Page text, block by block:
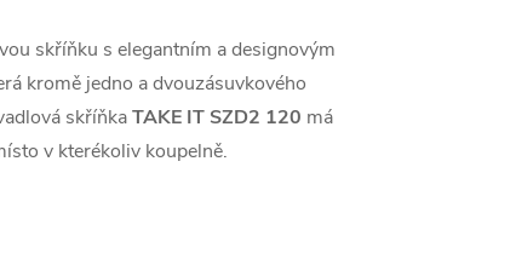
skříňku s elegantním a designovým
kromě jedno a dvouzásuvkového
skříňkaTAKE IT SZD2 120 má
v kterékoliv koupelně.